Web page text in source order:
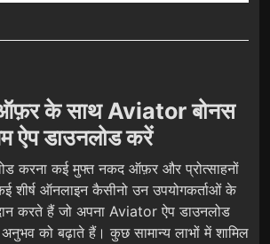
के साथ Aviator बोनस
ऐप डाउनलोड करें
करना कई मुफ्त नकद ऑफ़र और प्रोत्साहनों
शीर्ष ऑनलाइन कैसीनो उन उपयोगकर्ताओं के
करते हैं जो अपना Aviator ऐप डाउनलोड
को बढ़ाते हैं। कुछ सामान्य लाभों में शामिल